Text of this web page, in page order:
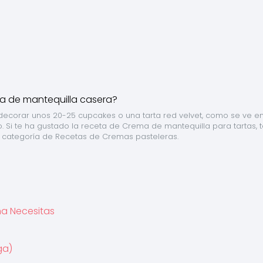
unos 20-25 cupcakes o una tarta red velvet, como se ve
Si te ha gustado la receta de Crema de mantequilla para tartas,
de Recetas de Cremas pasteleras.
Necesitas